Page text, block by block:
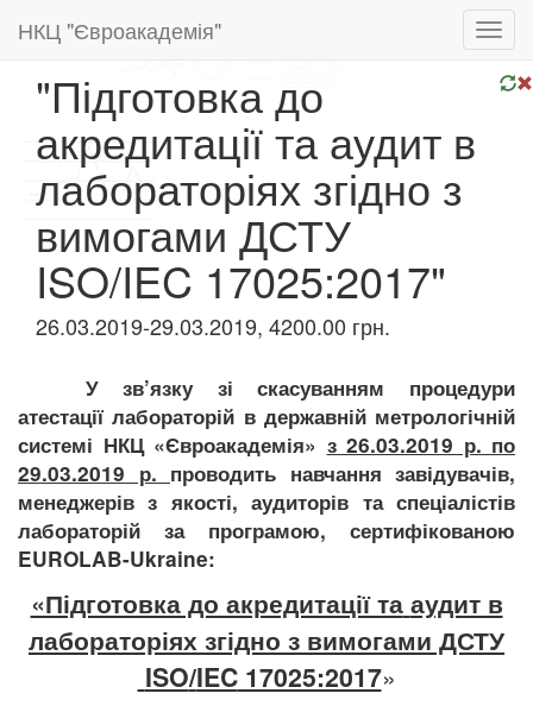
НКЦ "Євроакадемія"
"Підготовка до
акредитації та аудит в
лабораторіях згідно з
вимогами ДСТУ
ISO/IEC 17025:2017"
26.03.2019-29.03.2019, 4200.00 грн.
У зв’язку зі скасуванням процедури
атестації лабораторій в державній метрологічній
системі НКЦ «Євроакадемія» з 26.03.2019 р. по
29.03.2019 р. проводить навчання завідувачів,
менеджерів з якості, аудиторів та спеціалістів
лабораторій за програмою, сертифікованою
EUROLAB-Ukraine:
«Підготовка до акредитації та аудит в
лабораторіяхзгідно з вимогами ДСТУ
ISO/IEC17025:2017»